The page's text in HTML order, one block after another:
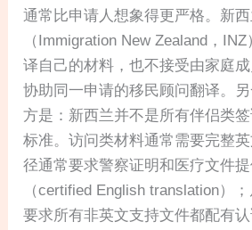
通常比申请人想象得更严格。新
（Immigration New Zealand，
译自己的材料，也不接受由家庭
协助同一申请的移民顾问翻译。
方是：新西兰并不是所有伴侣类
标准。访问类材料通常需要完整
径通常要求警察证明和医疗文件
（certified English translation）
要求所有非英文支持文件都配有